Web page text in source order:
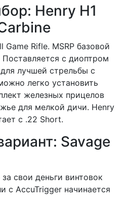
Henry H1
Game Rifle. MSRP базовой
с диоптром
лучшей стрельбы с
легко установить
железных прицелов
для мелкой дичи. Henry
с .22 Short.
Savage
свои деньги винтовок
с AccuTrigger начинается